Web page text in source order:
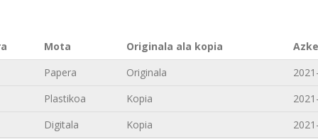
Mota Originala ala kopia
Papera Originala
Plastikoa Kopia
Digitala Kopia